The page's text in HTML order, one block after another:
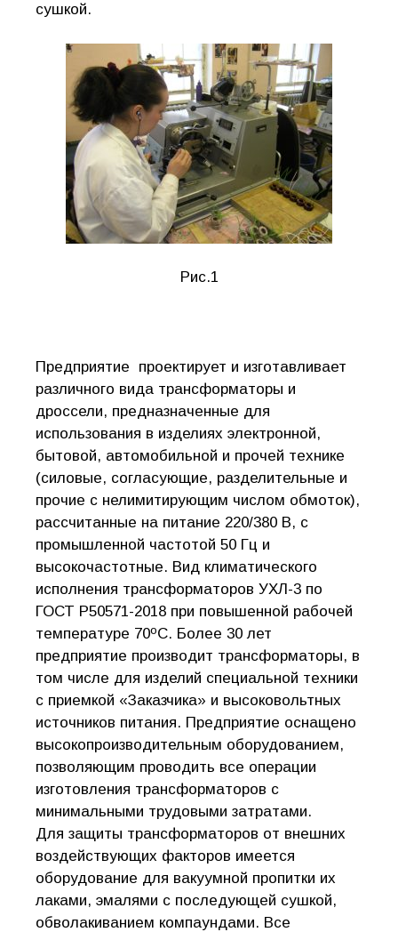
сушкой.
Рис.1
Предприятие проектирует и изготавливает
различного вида трансформаторы и
дроссели, предназначенные для
использования в изделиях электронной,
бытовой, автомобильной и прочей технике
(силовые, согласующие, разделительные и
прочие с нелимитирующим числом обмоток),
рассчитанные на питание 220/380 В, с
промышленной частотой 50 Гц и
высокочастотные. Вид климатического
исполнения трансформаторов УХЛ-3 по
ГОСТ Р50571-2018 при повышенной рабочей
температуре 70ºС. Более 30 лет
предприятие производит трансформаторы, в
том числе для изделий специальной техники
с приемкой «Заказчика» и высоковольтных
источников питания. Предприятие оснащено
высокопроизводительным оборудованием,
позволяющим проводить все операции
изготовления трансформаторов с
минимальными трудовыми затратами.
Для защиты трансформаторов от внешних
воздействующих факторов имеется
оборудование для вакуумной пропитки их
лаками, эмалями с последующей сушкой,
обволакиванием компаундами. Все